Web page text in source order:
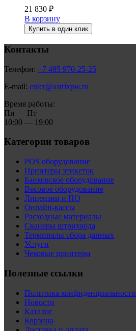
21 830 ₽
В корзину
Купить в один клик
Контакты
Телефон: +7 495 970-25-25
E-mail: enter@astrixpw.ru
Время работы:
Пн — Пт
10:00 — 19:00
Категории товаров
POS оборудование
Принтеры этикеток
Банковское оборудование
Весовое оборудование
Лицензии и ПО
Онлайн-кассы
Расходные материалы
Сканеры штрихкода
Терминалы сбора данных
Услуги
Чековые принтеры
Полезные ссылки
Политика конфиденциальности
Новости
Каталог
Корзина